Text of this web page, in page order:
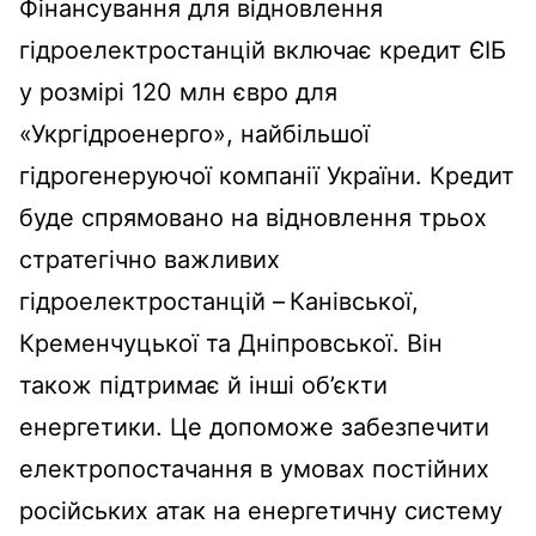
Фінансування для відновлення
гідроелектростанцій включає кредит ЄІБ
у розмірі 120 млн євро для
«Укргідроенерго», найбільшої
гідрогенеруючої компанії України. Кредит
буде спрямовано на відновлення трьох
стратегічно важливих
гідроелектростанцій – Канівської,
Кременчуцької та Дніпровської. Він
також підтримає й інші об’єкти
енергетики. Це допоможе забезпечити
електропостачання в умовах постійних
російських атак на енергетичну систему